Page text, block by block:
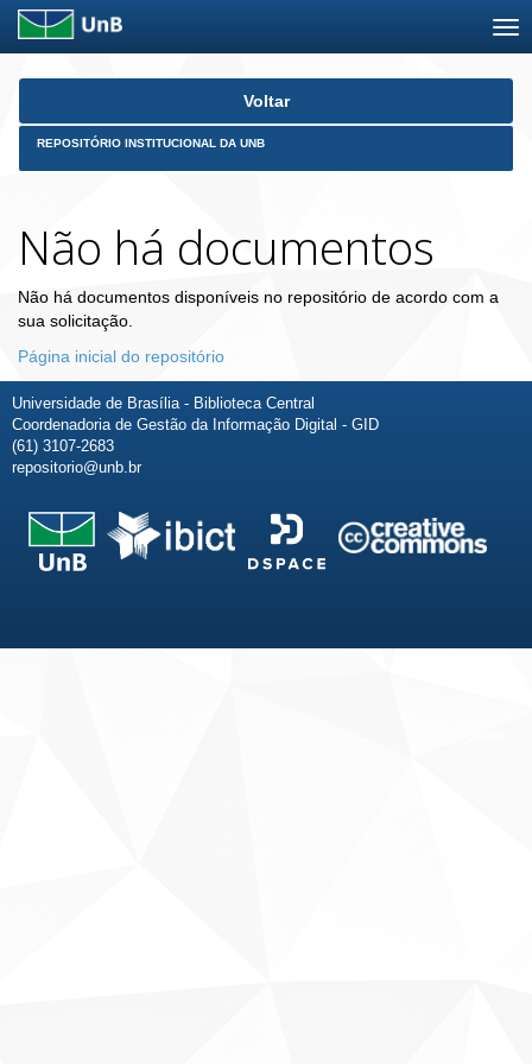
Skip
Voltar
REPOSITÓRIO INSTITUCIONAL DA UNB
Não há documentos
Não há documentos disponíveis no repositório de acordo com a
sua solicitação.
Página inicial do repositório
Universidade de Brasília - Biblioteca Central
Coordenadoria de Gestão da Informação Digital - GID
(61) 3107-2683
repositorio@unb.br